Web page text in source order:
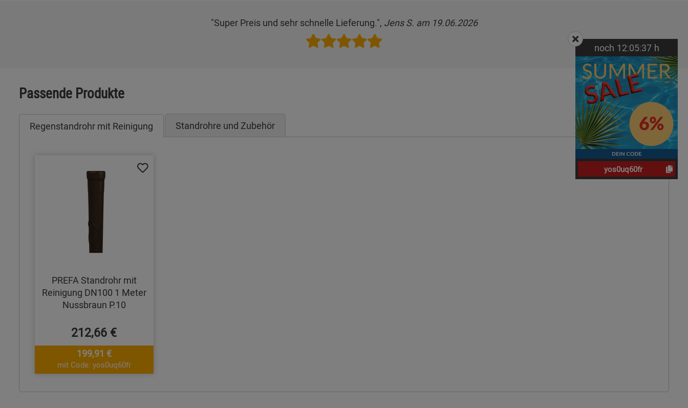
"Super Preis und sehr schnelle Lieferung.", Jens S. am 19.06.2026
Passende Produkte
Regenstandrohr mit Reinigung Standrohre und Zubehör
PREFA Standrohr mit
Reinigung DN100 1 Meter
Nussbraun P.10
212,66 €
199,91 €
mit Code: yos0uq60fr
noch 12:05:36 h
yos0uq60fr